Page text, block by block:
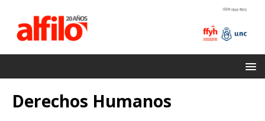
Derechos Humanos